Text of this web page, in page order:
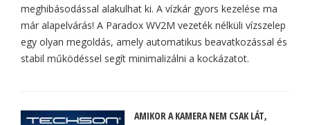
meghibásodással alakulhat ki. A vízkár gyors kezelése ma
már alapelvárás! A Paradox WV2M vezeték nélküli vízszelep
egy olyan megoldás, amely automatikus beavatkozással és
stabil működéssel segít minimalizálni a kockázatot.
AMIKOR A KAMERA NEM CSAK LÁT,